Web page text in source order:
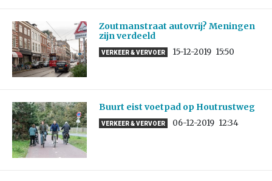
Zoutmanstraat autovrij? Meningen
zijn verdeeld
VERKEER & VERVOER 15-12-2019 15:50
Buurt eist voetpad op Houtrustweg
VERKEER & VERVOER 06-12-2019 12:34